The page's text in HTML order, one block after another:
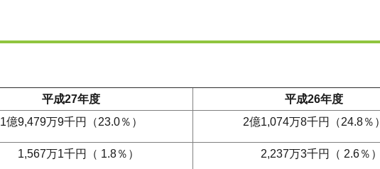
平成27年度 平成26年度
1億9,479万9千円（23.0％） 2億1,074万8千円（24.8％）
1,567万1千円（ 1.8％） 2,237万3千円（ 2.6％）